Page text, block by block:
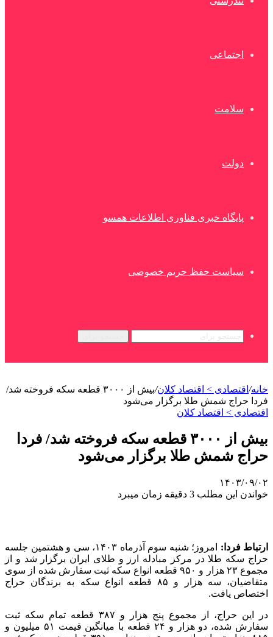
اجتماعی
سلامت
دولت
پایگاه خبری فناوری اطلاعات همسو
سیاست حفظ حریم خصوصی
خانه/ اقتصادی > اقتصاد کلان/
بیش از ۳۰۰۰ قطعه سکه فروخته شد/
فردا حراج شمش طلا برگزار می‌شود
اقتصادی > اقتصاد کلان
بیش از ۳۰۰۰ قطعه سکه فروخته شد/ فردا
حراج شمش طلا برگزار می‌شود
۱۴۰۳/۰۹/۰۲
خواندن این مطلب 3 دقیقه زمان میبرد
ارتباط فردا:
امروز؛ شنبه سوم آذرماه ۱۴۰۳، سی و هشتمین جلسه
حراج سکه طلا در مرکز مبادله ارز و طلای ایران برگزار شد و از
مجموع ۲۳ هزار و ۹۵۰ قطعه انواع سکه ثبت سفارش شده از سوی
متقاضیان، سه هزار و ۸۵ قطعه انواع سکه به برندگان حراج
اختصاص یافت.
در این حراج، از مجموع پنج هزار و ۳۸۷ قطعه تمام سکه ثبت
سفارش شده، دو هزار و ۲۴ قطعه با میانگین قیمت ۵۱ میلیون و